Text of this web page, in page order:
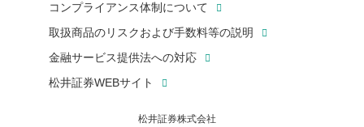
コンプライアンス体制について
取扱商品のリスクおよび手数料等の説明
金融サービス提供法への対応
松井証券WEBサイト
松井証券株式会社